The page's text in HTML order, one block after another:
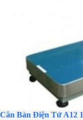
Cân Bàn Điện Tử A12